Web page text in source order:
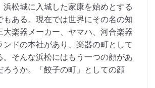
浜松城に入城した家康を始めとする
もある。現在では世界にその名の知
大楽器メーカー、ヤマハ、河合楽器
ンドの本社があり、楽器の町として
。そんな浜松にはもう一つの顔があ
ろうか。「餃子の町」としての顔